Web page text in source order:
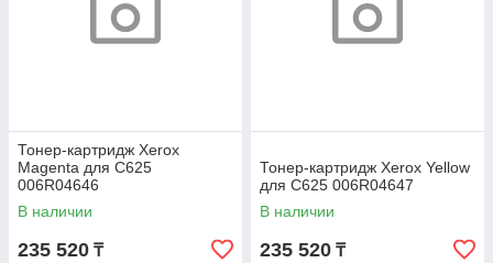
Тонер-картридж Xerox
Magenta для C625
006R04646
В наличии
235 520 ₸
Тонер-картридж Xerox Yellow
для C625 006R04647
В наличии
235 520 ₸